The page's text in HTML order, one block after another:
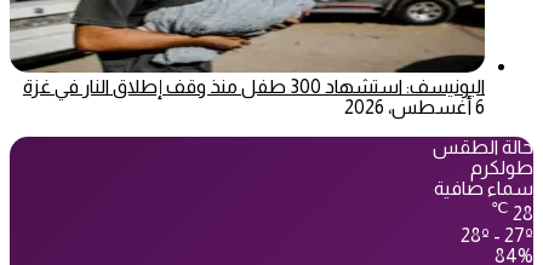
اليونيسف: استشهاد 300 طفل منذ وقف إطلاق النار في غزة
6 أغسطس، 2026
حالة الطقس
طولكرم
سماء صافية
28
℃
28º - 27º
84%